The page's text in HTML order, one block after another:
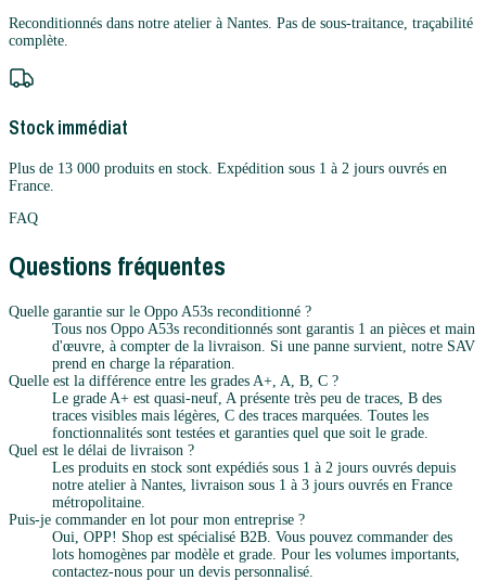
Reconditionnés dans notre atelier à Nantes. Pas de sous-traitance, traçabilité
complète.
Stock immédiat
Plus de 13 000 produits en stock. Expédition sous 1 à 2 jours ouvrés en
France.
FAQ
Questions fréquentes
Quelle garantie sur le Oppo A53s reconditionné ?
Tous nos Oppo A53s reconditionnés sont garantis 1 an pièces et main
d'œuvre, à compter de la livraison. Si une panne survient, notre SAV
prend en charge la réparation.
Quelle est la différence entre les grades A+, A, B, C ?
Le grade A+ est quasi-neuf, A présente très peu de traces, B des
traces visibles mais légères, C des traces marquées. Toutes les
fonctionnalités sont testées et garanties quel que soit le grade.
Quel est le délai de livraison ?
Les produits en stock sont expédiés sous 1 à 2 jours ouvrés depuis
notre atelier à Nantes, livraison sous 1 à 3 jours ouvrés en France
métropolitaine.
Puis-je commander en lot pour mon entreprise ?
Oui, OPP! Shop est spécialisé B2B. Vous pouvez commander des
lots homogènes par modèle et grade. Pour les volumes importants,
contactez-nous pour un devis personnalisé.